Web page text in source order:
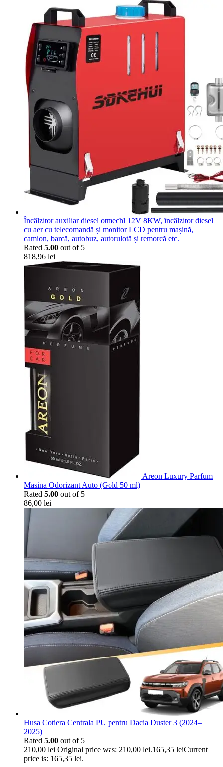
Încălzitor auxiliar diesel otmechl 12V 8KW, încălzitor diesel
cu aer cu telecomandă și monitor LCD pentru mașină,
camion, barcă, autobuz, autorulotă și remorcă etc.
Rated 5.00 out of 5
818,96 lei
Areon Luxury Parfum
Masina Odorizant Auto (Gold 50 ml)
Rated 5.00 out of 5
86,00 lei
Husa Cotiera Centrala PU pentru Dacia Duster 3 (2024–
2025)
Rated 5.00 out of 5
210,00lei Original price was: 210,00 lei.165,35 leiCurrent
price is: 165,35 lei.